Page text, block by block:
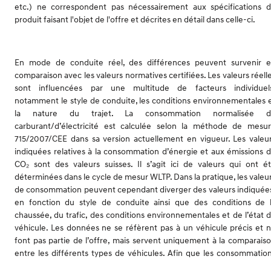
etc.) ne correspondent pas nécessairement aux spécifications
produit faisant l'objet de l'offre et décrites en détail dans celle-ci.
En mode de conduite réel, des différences peuvent survenir
comparaison avec les valeurs normatives certifiées. Les valeurs
sont influencées par une multitude de facteurs
notamment le style de conduite, les conditions environnementales
la nature du trajet. La consommation normalisée
carburant/d’électricité est calculée selon la méthode de
715/2007/CEE dans sa version actuellement en vigueur. Les
indiquées relatives à la consommation d’énergie et aux émissions
CO₂ sont des valeurs suisses. Il s’agit ici de valeurs qui ont
déterminées dans le cycle de mesur WLTP. Dans la pratique, les
de consommation peuvent cependant diverger des valeurs
en fonction du style de conduite ainsi que des conditions de
chaussée, du trafic, des conditions environnementales et de l’état
véhicule. Les données ne se réfèrent pas à un véhicule précis et
font pas partie de l’offre, mais servent uniquement à la
entre les différents types de véhicules. Afin que les